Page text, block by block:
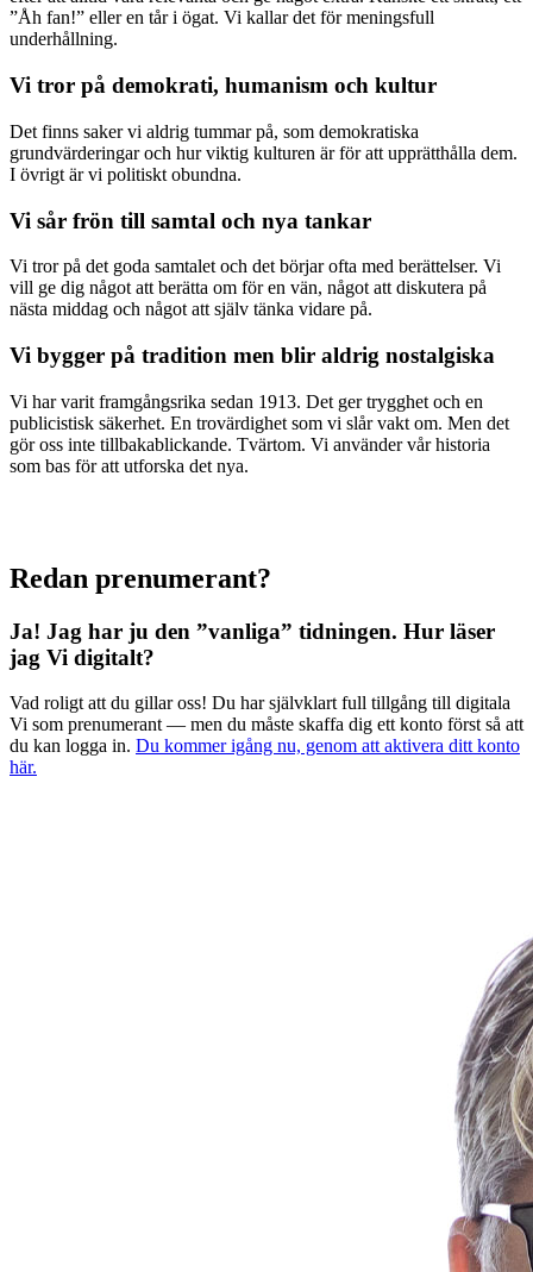
”Åh fan!” eller en tår i ögat. Vi kallar det för meningsfull
underhållning.
Vi tror på demokrati, humanism och kultur
Det finns saker vi aldrig tummar på, som demokratiska
grundvärderingar och hur viktig kulturen är för att upprätthålla dem.
I övrigt är vi politiskt obundna.
Vi sår frön till samtal och nya tankar
Vi tror på det goda samtalet och det börjar ofta med berättelser. Vi
vill ge dig något att berätta om för en vän, något att diskutera på
nästa middag och något att själv tänka vidare på.
Vi bygger på tradition men blir aldrig nostalgiska
Vi har varit framgångsrika sedan 1913. Det ger trygghet och en
publicistisk säkerhet. En trovärdighet som vi slår vakt om. Men det
gör oss inte tillbakablickande. Tvärtom. Vi använder vår historia
som bas för att utforska det nya.
Redan prenumerant?
Ja! Jag har ju den ”vanliga” tidningen. Hur läser
jag Vi digitalt?
Vad roligt att du gillar oss! Du har självklart full tillgång till digitala
Vi som prenumerant — men du måste skaffa dig ett konto först så att
du kan logga in. Du kommer igång nu, genom att aktivera ditt konto
här.